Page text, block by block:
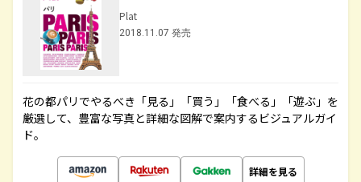
Plat
2018.11.07 発売
花の都パリでやるべき「見る」「買う」「食べる」「遊ぶ」を
厳選して、豊富な写真と詳細な図解で案内するビジュアルガイ
ド。
詳細を見る